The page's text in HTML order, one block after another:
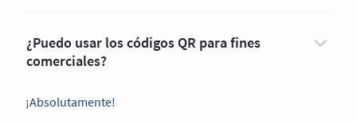
¿Puedo usar los códigos QR para fines
comerciales?
¡Absolutamente!